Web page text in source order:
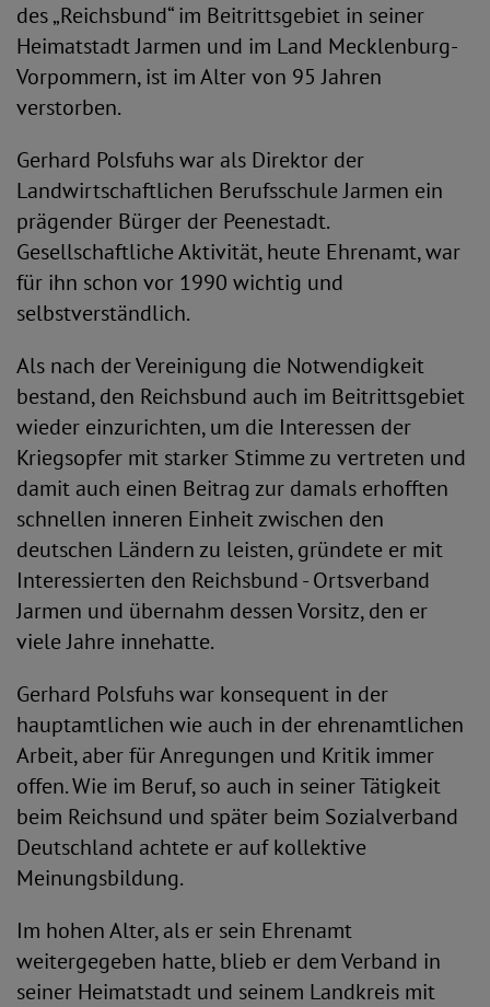
des „Reichsbund“ im Beitrittsgebiet in seiner
Heimatstadt Jarmen und im Land Mecklenburg-
Vorpommern, ist im Alter von 95 Jahren
verstorben.
Gerhard Polsfuhs war als Direktor der
Landwirtschaftlichen Berufsschule Jarmen ein
prägender Bürger der Peenestadt.
Gesellschaftliche Aktivität, heute Ehrenamt, war
für ihn schon vor 1990 wichtig und
selbstverständlich.
Als nach der Vereinigung die Notwendigkeit
bestand, den Reichsbund auch im Beitrittsgebiet
wieder einzurichten, um die Interessen der
Kriegsopfer mit starker Stimme zu vertreten und
damit auch einen Beitrag zur damals erhofften
schnellen inneren Einheit zwischen den
deutschen Ländern zu leisten, gründete er mit
Interessierten den Reichsbund - Ortsverband
Jarmen und übernahm dessen Vorsitz, den er
viele Jahre innehatte.
Gerhard Polsfuhs war konsequent in der
hauptamtlichen wie auch in der ehrenamtlichen
Arbeit, aber für Anregungen und Kritik immer
offen. Wie im Beruf, so auch in seiner Tätigkeit
beim Reichsund und später beim Sozialverband
Deutschland achtete er auf kollektive
Meinungsbildung.
Im hohen Alter, als er sein Ehrenamt
weitergegeben hatte, blieb er dem Verband in
seiner Heimatstadt und seinem Landkreis mit